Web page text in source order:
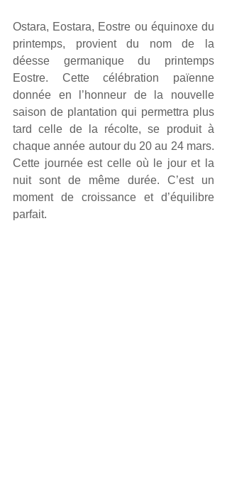
Ostara, Eostara, Eostre ou équinoxe du
printemps, provient du nom de la
déesse germanique du printemps
Eostre. Cette célébration païenne
donnée en l’honneur de la nouvelle
saison de plantation qui permettra plus
tard celle de la récolte, se produit à
chaque année autour du 20 au 24 mars.
Cette journée est celle où le jour et la
nuit sont de même durée. C’est un
moment de croissance et d’équilibre
parfait.